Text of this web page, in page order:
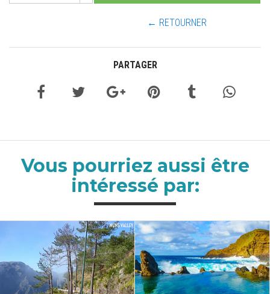
← RETOURNER
PARTAGER
Vous pourriez aussi être
intéressé par: